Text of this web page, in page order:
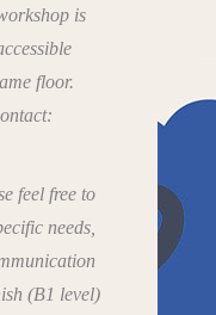
is
floor.
feel free to
needs,
(B1 level)